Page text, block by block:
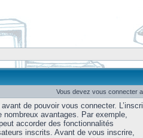
Vous devez vous connecter
de pouvoir vous connecter.
avantages. Par exemple,
accorder des fonctionnalités
inscrits. Avant de vous inscrire,